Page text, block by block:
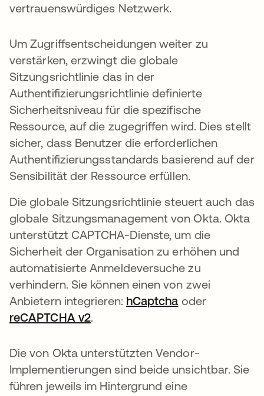
vertrauenswürdiges Netzwerk.
Um Zugriffsentscheidungen weiter zu
verstärken, erzwingt die globale
Sitzungsrichtlinie das in der
Authentifizierungsrichtlinie definierte
Sicherheitsniveau für die spezifische
Ressource, auf die zugegriffen wird. Dies stellt
sicher, dass Benutzer die erforderlichen
Authentifizierungsstandards basierend auf der
Sensibilität der Ressource erfüllen.
Die globale Sitzungsrichtlinie steuert auch das
globale Sitzungsmanagement von Okta. Okta
unterstützt CAPTCHA-Dienste, um die
Sicherheit der Organisation zu erhöhen und
automatisierte Anmeldeversuche zu
verhindern. Sie können einen von zwei
Anbietern integrieren: hCaptcha wird in einer
oder
reCAPTCHA v2wird in einer neuen
.
Die von Okta unterstützten Vendor-
Implementierungen sind beide unsichtbar. Sie
führen jeweils im Hintergrund eine